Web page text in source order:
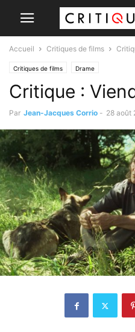
Accueil Critiques de films
Critiques de films Drame
Critique :
Par Jean-Jacques Corrio - 28 août